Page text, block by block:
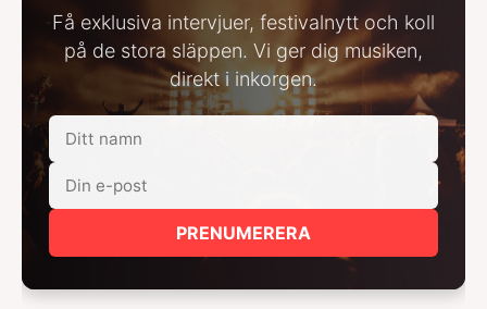
Få exklusiva intervjuer, festivalnytt och koll
på de stora släppen. Vi ger dig musiken,
direkt i inkorgen.
PRENUMERERA